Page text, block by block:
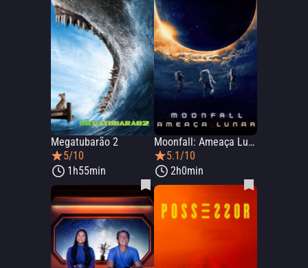
Megatubarão 2
5/10
1h55min
Moonfall: Ameaça Lunar
5.1/10
2h0min